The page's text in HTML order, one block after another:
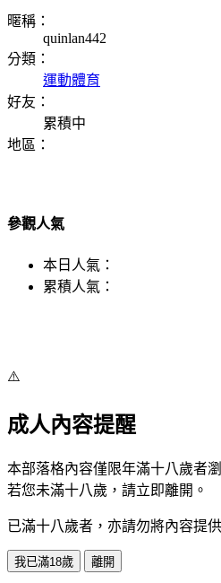
暱稱：
quinlan442
分類：
運動體育
好友：
累積中
地區：
參觀人氣
本日人氣：
累積人氣：
⚠️
成人內容提醒
本部落格內容僅限年滿十八歲者瀏
若您未滿十八歲，請立即離開。
已滿十八歲者，亦請勿將內容提
我已滿18歲 離開